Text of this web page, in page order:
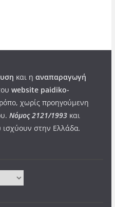
και η αναπαραγωγή
website paidiko-
χωρίς προηγούμενη
Νόμος 2121/1993και
ισχύουν στην Ελλάδα.